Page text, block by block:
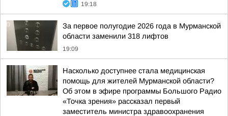
19:18
За первое полугодие 2026 года в Мурманской
области заменили 318 лифтов
19:09
Насколько доступнее стала медицинская
помощь для жителей Мурманской области?
Об этом в эфире программы Большого Радио
«Точка зрения» рассказал первый
заместитель министра здравоохранения